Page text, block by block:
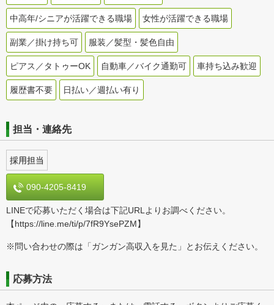
中高年/シニアが活躍できる職場 女性が活躍できる職場
副業／掛け持ち可 服装／髪型・髪色自由
ピアス／タトゥーOK 自動車／バイク通勤可 車持ち込み歓迎
履歴書不要 日払い／週払い有り
担当・連絡先
採用担当
090-4205-8419
LINEで応募いただく場合は下記URLよりお調べください。
【https://line.me/ti/p/7fR9YsePZM】
※問い合わせの際は「ガンガン高収入を見た」とお伝えください。
応募方法